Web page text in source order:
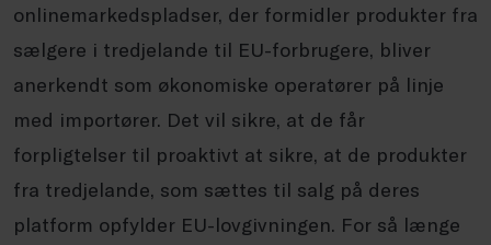
onlinemarkedspladser, der formidler produkter fra
sælgere i tredjelande til EU-forbrugere, bliver
anerkendt som økonomiske operatører på linje
med importører. Det vil sikre, at de får
forpligtelser til proaktivt at sikre, at de produkter
fra tredjelande, som sættes til salg på deres
platform opfylder EU-lovgivningen. For så længe